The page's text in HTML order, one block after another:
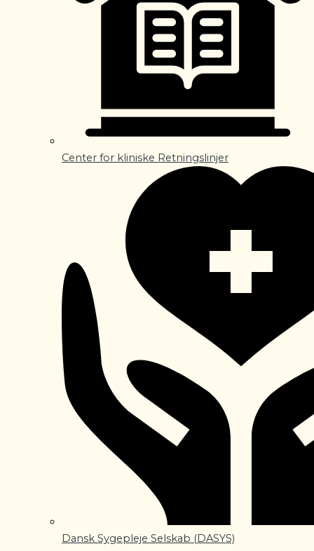
Center for kliniske Retningslinjer
Dansk Sygepleje Selskab (DASYS)